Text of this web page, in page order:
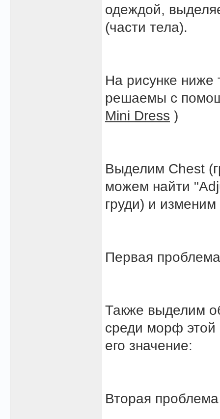
одеждой,
(части тела).
На рисунке ниже
решаемы с
Mini Dress )
Выделим Chest
можем найти
груди) и
Первая
Также выделим
среди морф
его значение:
Вторая